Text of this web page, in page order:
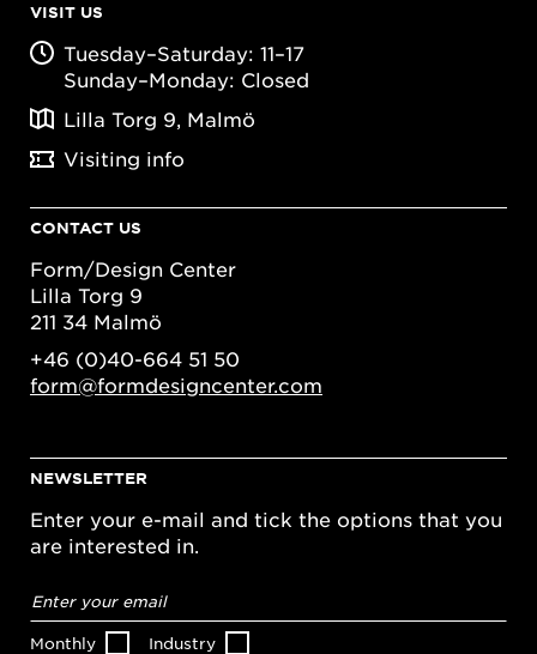
VISIT US
Tuesday–Saturday: 11–17
Sunday–Monday: Closed
Lilla Torg 9, Malmö
Visiting info
CONTACT US
Form/Design Center
Lilla Torg 9
211 34 Malmö
+46 (0)40-664 51 50
form@formdesigncenter.com
NEWSLETTER
Enter your e-mail and tick the options that you
are interested in.
address*
Monthly Industry